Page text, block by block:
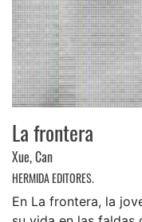
La frontera
Xue, Can
HERMIDA EDITORES.
En La frontera, la